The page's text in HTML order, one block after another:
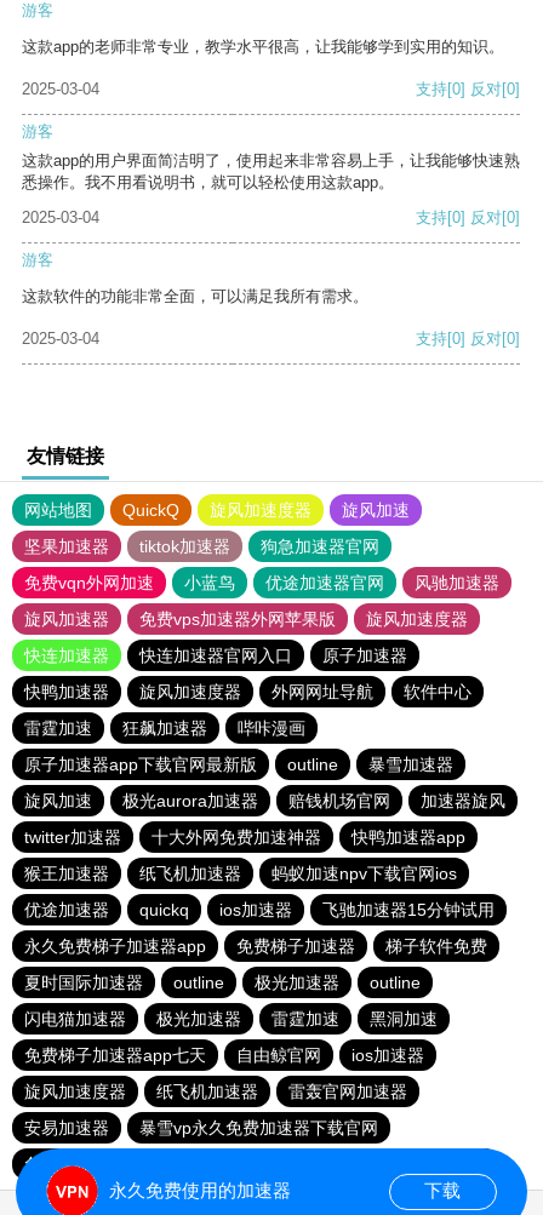
游客
这款app的老师非常专业，教学水平很高，让我能够学到实用的知识。
2025-03-04 支持[0] 反对[0]
游客
这款app的用户界面简洁明了，使用起来非常容易上手，让我能够快速熟
悉操作。我不用看说明书，就可以轻松使用这款app。
2025-03-04
支持[0] 反对[0]
游客
这款软件的功能非常全面，可以满足我所有需求。
2025-03-04 支持[0] 反对[0]
友情链接
网站地图 QuickQ 旋风加速度器
旋风加速
坚果加速器
tiktok加速器
狗急加速器官网
免费vqn外网加速
小蓝鸟 优途加速器官网
风驰加速器
旋风加速器
免费vps加速器外网苹果版
旋风加速度器
快连加速器
快连加速器官网入口
原子加速器
快鸭加速器
旋风加速度器 外网网址导航
软件中心
雷霆加速
狂飙加速器
哔咔漫画
原子加速器app下载官网最新版
outline
暴雪加速器
旋风加速
极光aurora加速器 赔钱机场官网
加速器旋风
twitter加速器
十大外网免费加速神器
快鸭加速器app
猴王加速器
纸飞机加速器
蚂蚁加速npv下载官网ios
优途加速器
quickq ios加速器
飞驰加速器15分钟试用
永久免费梯子加速器app
免费梯子加速器
梯子软件免费
夏时国际加速器
outline 极光加速器
outline
闪电猫加速器
极光加速器 雷霆加速
黑洞加速
免费梯子加速器app七天
自由鲸官网
ios加速器
旋风加速度器
纸飞机加速器
雷轰官网加速器
安易加速器
暴雪vp永久免费加速器下载官网
免费vqn加速试用
永久免费使用的加速器 下载